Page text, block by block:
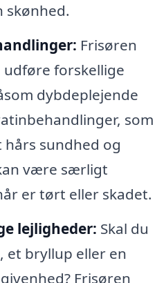
Frisøren
udføre forskellige
dybdeplejende
som
sundhed og
være særligt
er tørt eller skadet.
lejligheder: Skal du
et bryllup eller en
Frisøren